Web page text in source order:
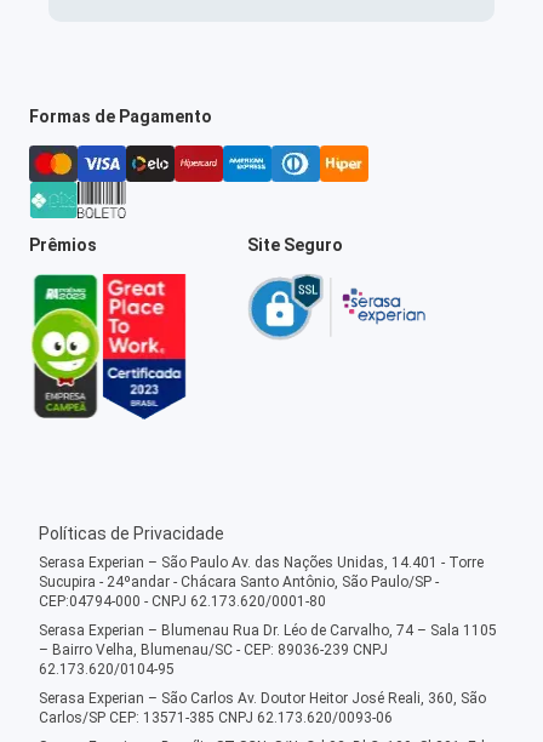
Formas de Pagamento
Prêmios Site Seguro
Políticas de Privacidade
Serasa Experian – São Paulo Av. das Nações Unidas, 14.401 - Torre
Sucupira - 24ºandar - Chácara Santo Antônio, São Paulo/SP -
CEP:04794-000 - CNPJ 62.173.620/0001-80
Serasa Experian – Blumenau Rua Dr. Léo de Carvalho, 74 – Sala 1105
– Bairro Velha, Blumenau/SC - CEP: 89036-239 CNPJ
62.173.620/0104-95
Serasa Experian – São Carlos Av. Doutor Heitor José Reali, 360, São
Carlos/SP CEP: 13571-385 CNPJ 62.173.620/0093-06